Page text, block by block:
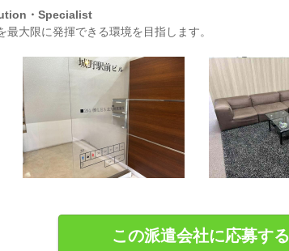
・Specialist
最大限に発揮できる環境を目指します。
この派遣会社に応募する